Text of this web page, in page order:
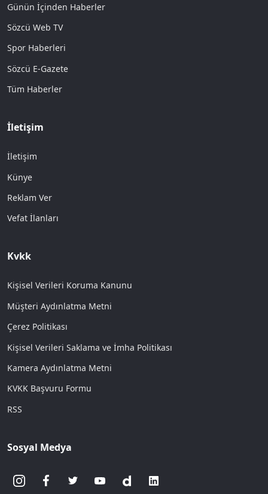
Günün İçinden Haberler
Sözcü Web TV
Spor Haberleri
Sözcü E-Gazete
Tüm Haberler
İletişim
İletişim
Künye
Reklam Ver
Vefat İlanları
Kvkk
Kişisel Verileri Koruma Kanunu
Müşteri Aydınlatma Metni
Çerez Politikası
Kişisel Verileri Saklama ve İmha Politikası
Kamera Aydınlatma Metni
KVKK Başvuru Formu
RSS
Sosyal Medya